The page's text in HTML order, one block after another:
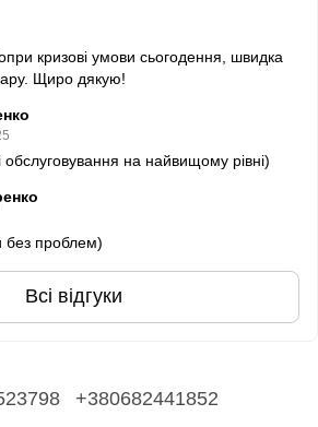
кризові умови сьогодення, швидка
Щиро дякую!
обслуговування на найвищому рівні)
без проблем)
Всі відгуки
+380682441852